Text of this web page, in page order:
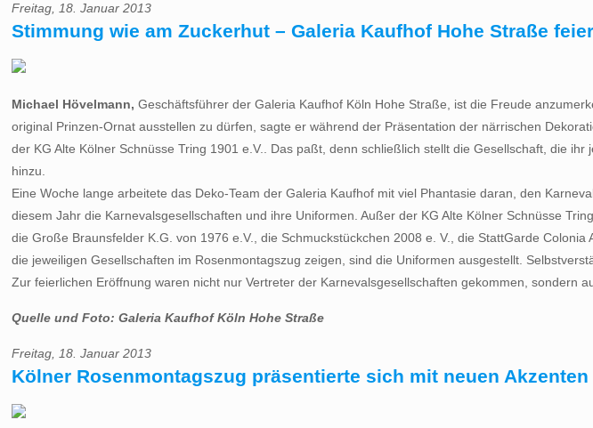
Freitag, 18. Januar 2013
Stimmung wie am Zuckerhut – Galeria Kaufhof Hohe Straße
Michael Hövelmann, Geschäftsführer der Galeria Kaufhof Köln Hohe Straße, ist die Freude
original Prinzen-Ornat ausstellen zu dürfen, sagte er während der Präsentation der närrischen
der KG Alte Kölner Schnüsse Tring 1901 e.V.. Das paßt, denn schließlich stellt die Gesellschaft, die
hinzu.
Eine Woche lange arbeitete das Deko-Team der Galeria Kaufhof mit viel Phantasie daran, den
diesem Jahr die Karnevalsgesellschaften und ihre Uniformen. Außer der KG Alte Kölner Schnüsse
die Große Braunsfelder K.G. von 1976 e.V., die Schmuckstückchen 2008 e. V., die StattGarde
die jeweiligen Gesellschaften im Rosenmontagszug zeigen, sind die Uniformen ausgestellt.
Zur feierlichen Eröffnung waren nicht nur Vertreter der Karnevalsgesellschaften gekommen, sondern
Quelle und Foto: Galeria Kaufhof Köln Hohe Straße
Freitag, 18. Januar 2013
Kölner Rosenmontagszug präsentierte sich mit neuen